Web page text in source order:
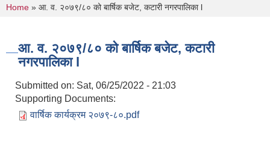
You are here
Home » आ. व. २०७९/८० को बार्षिक बजेट, कटारी नगरपालिका l
आ. व. २०७९/८० को बार्षिक बजेट, कटारी
नगरपालिका l
Submitted on: Sat, 06/25/2022 - 21:03
Supporting Documents:
वार्षिक कार्यक्रम २०७९-८०.pdf